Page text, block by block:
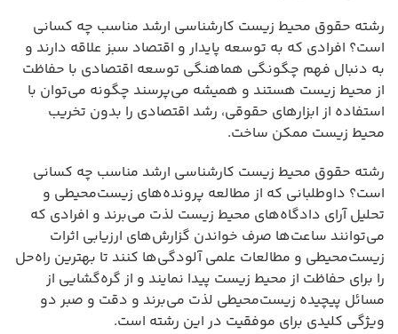
رشته حقوق محیط زیست کارشناسی ارشد مناسب چه کسانی
است؟ افرادی که به توسعه پایدار و اقتصاد سبز علاقه دارند و
به دنبال فهم چگونگی هماهنگی توسعه اقتصادی با حفاظت
از محیط زیست هستند و همیشه می‌پرسند چگونه می‌توان با
استفاده از ابزارهای حقوقی، رشد اقتصادی را بدون تخریب
محیط زیست ممکن ساخت.
رشته حقوق محیط زیست کارشناسی ارشد مناسب چه کسانی
است؟ داوطلبانی که از مطالعه پرونده‌های زیست‌محیطی و
تحلیل آرای دادگاه‌های محیط زیست لذت می‌برند و افرادی که
می‌توانند ساعت‌ها صرف خواندن گزارش‌های ارزیابی اثرات
زیست‌محیطی و مطالعات علمی آلودگی‌ها کنند تا بهترین راه‌حل
را برای حفاظت از محیط زیست پیدا نمایند و از گره‌گشایی از
مسائل پیچیده زیست‌محیطی لذت می‌برند و دقت و صبر دو
ویژگی کلیدی برای موفقیت در این رشته است.